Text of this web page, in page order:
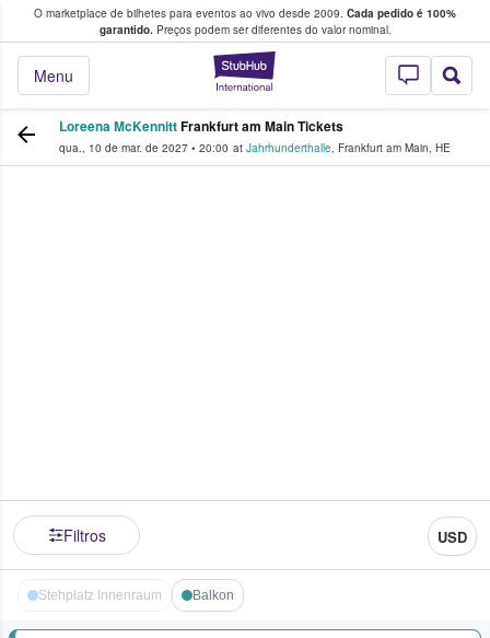
O marketplace de bilhetes para eventos ao vivo desde 2009. Cada pedido é 100%
garantido.Preços podem ser diferentes do valor nominal.
StubHub – onde
Menu
fãs compram e vendem bilhetes
Loreena McKennittFrankfurt am Main Tickets
qua., 10 de mar. de 2027 • 20:00 at Jahrhunderthalle, Frankfurt am Main, HE
Filtros USD
Stehplatz Innenraum Balkon